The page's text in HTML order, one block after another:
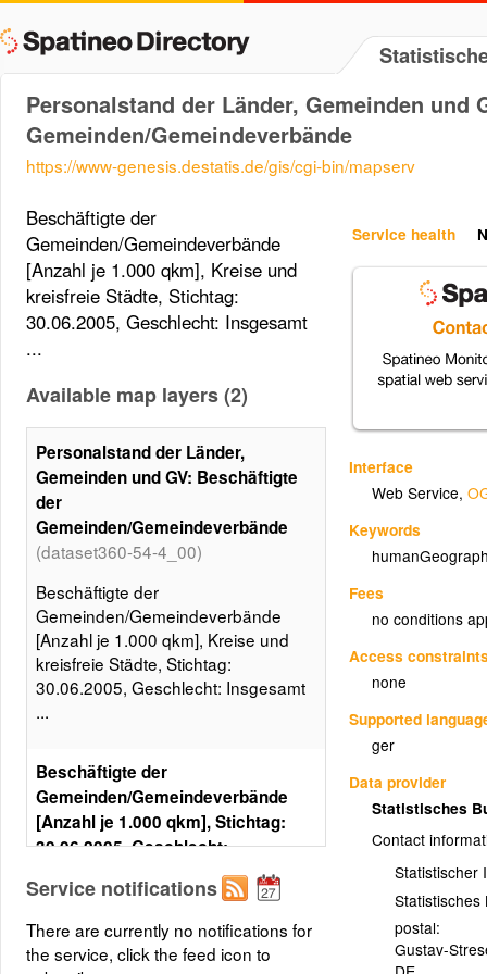
Personalstand der Länder, Gemeinden und
Gemeinden/Gemeindeverbände
https://www-genesis.destatis.de/gis/cgi-bin/mapserv
Service health
Interface
Web Service,
Keywords
Fees
no conditions
Access
none
Supported
ger
Data provider
Statistisches
Contact
Statistischer
Statistisches
postal:
Gustav-
Beschäftigte der
Gemeinden/Gemeindeverbände
[Anzahl je 1.000 qkm], Kreise und
kreisfreie Städte, Stichtag:
30.06.2005, Geschlecht: Insgesamt
...
Available map layers (2)
Personalstand der Länder,
Gemeinden und GV: Beschäftigte
der
Gemeinden/Gemeindeverbände
(dataset360-54-4_00)
Beschäftigte der
Gemeinden/Gemeindeverbände
[Anzahl je 1.000 qkm], Kreise und
kreisfreie Städte, Stichtag:
30.06.2005, Geschlecht: Insgesamt
...
Beschäftigte der
Gemeinden/Gemeindeverbände
[Anzahl je 1.000 qkm], Stichtag:
30.06.2005, Geschlecht:
Beschäftigungsumfang:
Teilzeitbeschäftigte (T2)
(Statistikdaten1)
Service notifications
There are currently no notifications for
the service, click the feed icon to